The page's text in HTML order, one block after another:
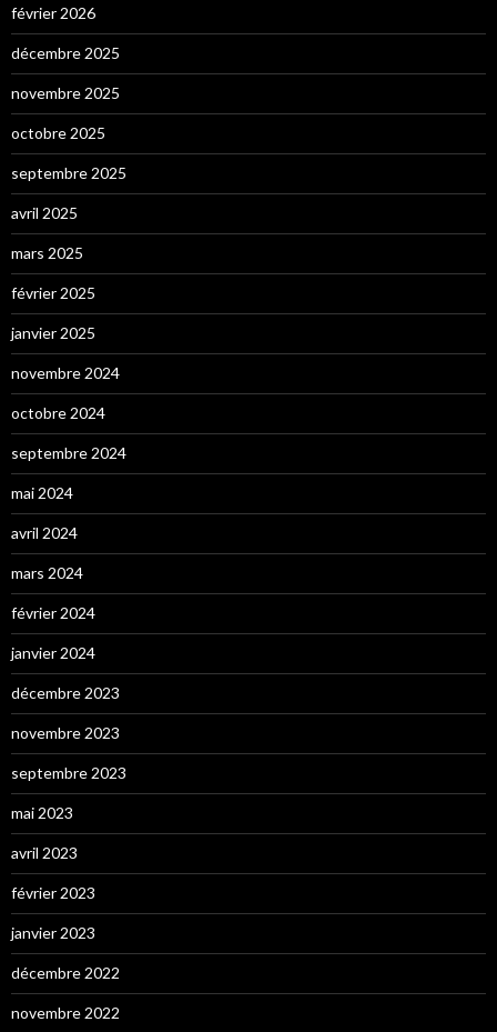
février 2026
décembre 2025
novembre 2025
octobre 2025
septembre 2025
avril 2025
mars 2025
février 2025
janvier 2025
novembre 2024
octobre 2024
septembre 2024
mai 2024
avril 2024
mars 2024
février 2024
janvier 2024
décembre 2023
novembre 2023
septembre 2023
mai 2023
avril 2023
février 2023
janvier 2023
décembre 2022
novembre 2022